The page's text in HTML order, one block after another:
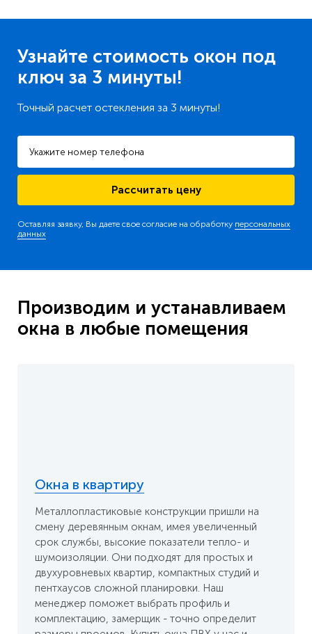
Узнайте стоимость окон под
ключ за 3 минуты!
Точный расчет остекления за 3 минуты!
Рассчитать цену
Оставляя заявку, Вы даете свое согласие на обработку персональных
данных
Производим и устанавливаем
окна в любые помещения
Окна в квартиру
Металлопластиковые конструкции пришли на
смену деревянным окнам, имея увеличенный
срок службы, высокие показатели тепло- и
шумоизоляции. Они подходят для простых и
двухуровневых квартир, компактных студий и
пентхаусов сложной планировки. Наш
менеджер поможет выбрать профиль и
комплектацию, замерщик - точно определит